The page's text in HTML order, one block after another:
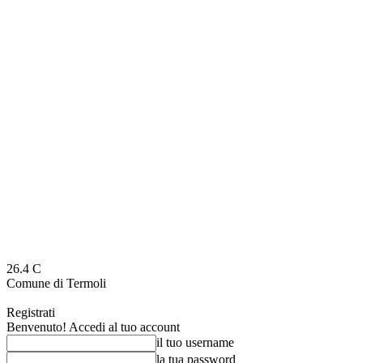
26.4 C
Comune di Termoli
Registrati
Benvenuto! Accedi al tuo account
il tuo username
la tua password